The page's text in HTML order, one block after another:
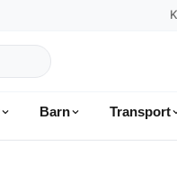
Barn Transport